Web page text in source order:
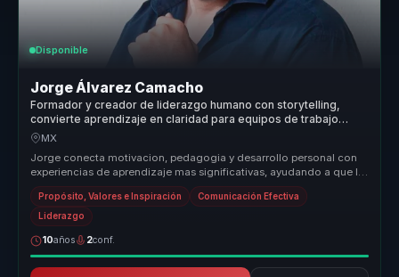
Disponible
Jorge Álvarez Camacho
Formador y creador de liderazgo humano con storytelling,
convierte aprendizaje en claridad para equipos de trabajo
reales.
MX
Jorge conecta motivacion, pedagogia y desarrollo personal con
experiencias de aprendizaje mas significativas, ayudando a que la
audiencia...
Propósito, Valores e Inspiración Comunicación Efectiva
Liderazgo
10años 2conf.